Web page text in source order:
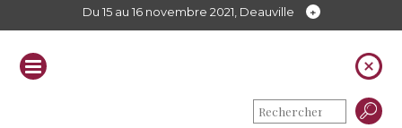
Du 15 au 16 novembre 2021, Deauville